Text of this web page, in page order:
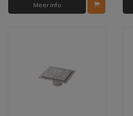
Meer info